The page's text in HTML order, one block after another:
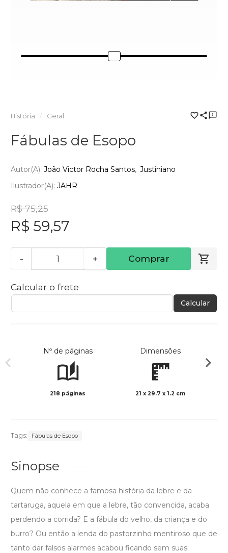
História Geral
Fábulas de Esopo
Autor(a): João Victor Rocha Santos Justiniano
Ilustrador(a): JAHR
R$ 75,25
R$ 59,57
- + Comprar
Calcular o frete
Calcular
Nº de páginas
218 páginas
Dimensões
21 x 29.7 x 1.2 cm
Tags: Fábulas de Esopo
Sinopse
Quem não conhece a famosa história da lebre e da
tartaruga, aquela em que a lebre, tão convencida, acaba
perdendo a corrida? E a fábula do velho, da criança e do
burro? Ou então a lenda do pastorzinho mentiroso que de
tanto dar falsos alarmes acabou ficando sem suas